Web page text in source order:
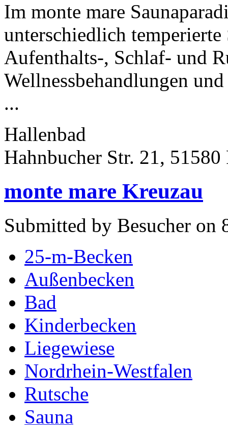
Im monte mare
unterschiedlich temperierte
Aufenthalts-, Schlaf- und
Wellnessbehandlungen
...
Hallenbad
Hahnbucher Str. 21, 51580
monte mare Kreuzau
Submitted by Besucher on
25-m-Becken
Außenbecken
Bad
Kinderbecken
Liegewiese
Nordrhein-Westfalen
Rutsche
Sauna